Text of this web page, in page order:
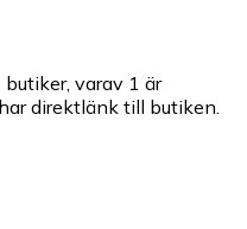
varav 1 är
direktlänk till butiken.